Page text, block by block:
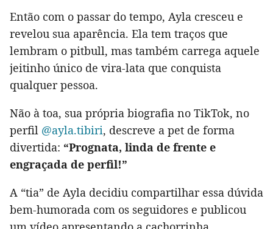
Então com o passar do tempo, Ayla cresceu e
revelou sua aparência. Ela tem traços que
lembram o pitbull, mas também carrega aquele
jeitinho único de vira-lata que conquista
qualquer pessoa.
Não à toa, sua própria biografia no TikTok, no
perfil @ayla.tibiri, descreve a pet de forma
divertida: “Prognata, linda de frente e
engraçada de perfil!”
A “tia” de Ayla decidiu compartilhar essa dúvida
bem-humorada com os seguidores e publicou